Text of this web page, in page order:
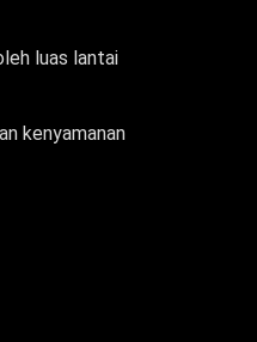
luas lantai
kenyamanan